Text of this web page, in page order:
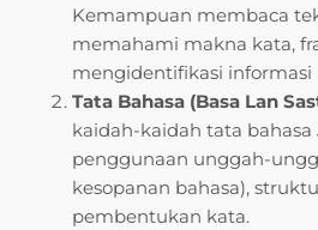
Kemampuan membaca
memahami makna kata,
mengidentifikasi informasi
Tata Bahasa (Basa Lan
kaidah-kaidah tata bahasa
penggunaan unggah-
kesopanan bahasa),
pembentukan kata.